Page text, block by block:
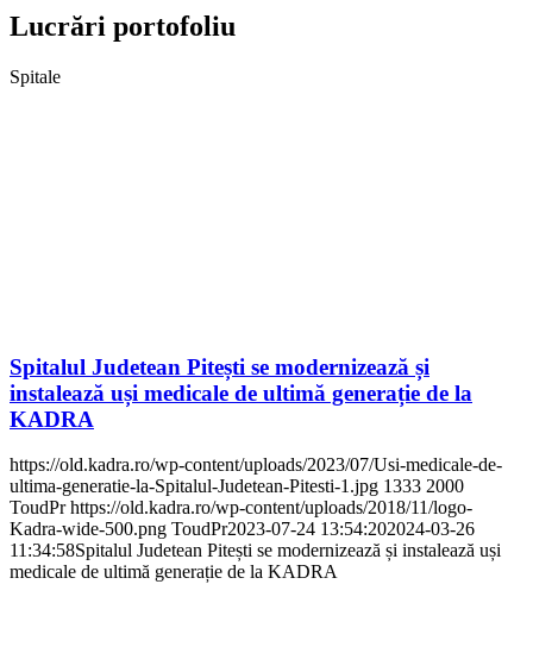
Lucrări portofoliu
Spitale
Spitalul Judetean Pitești se modernizează și
instalează uși medicale de ultimă generație de la
KADRA
https://old.kadra.ro/wp-content/uploads/2023/07/Usi-medicale-de-
ultima-generatie-la-Spitalul-Judetean-Pitesti-1.jpg 1333 2000
ToudPr https://old.kadra.ro/wp-content/uploads/2018/11/logo-
Kadra-wide-500.png ToudPr2023-07-24 13:54:202024-03-26
11:34:58Spitalul Judetean Pitești se modernizează și instalează uși
medicale de ultimă generație de la KADRA